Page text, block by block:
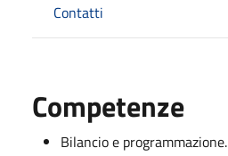
Contatti
Competenze
Bilancio e programmazione.